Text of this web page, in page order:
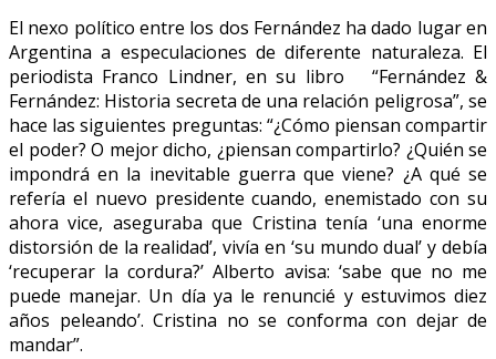
El nexo político entre los dos Fernández ha dado lugar en
Argentina a especulaciones de diferente naturaleza. El
periodista Franco Lindner, en su libro “Fernández &
Fernández: Historia secreta de una relación peligrosa”, se
hace las siguientes preguntas: “¿Cómo piensan compartir
el poder? O mejor dicho, ¿piensan compartirlo? ¿Quién se
impondrá en la inevitable guerra que viene? ¿A qué se
refería el nuevo presidente cuando, enemistado con su
ahora vice, aseguraba que Cristina tenía ‘una enorme
distorsión de la realidad’, vivía en ‘su mundo dual’ y debía
‘recuperar la cordura?’ Alberto avisa: ‘sabe que no me
puede manejar. Un día ya le renuncié y estuvimos diez
años peleando’. Cristina no se conforma con dejar de
mandar”.